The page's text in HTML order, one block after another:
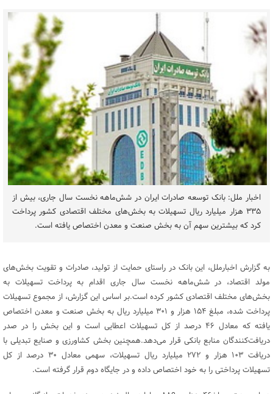
اخبار ملل: بانک توسعه صادرات ایران در شش‌ماهه نخست سال جاری، بیش از
۳۳۵ هزار میلیارد ریال تسهیلات به بخش‌های مختلف اقتصادی کشور پرداخت
کرد که بیشترین سهم آن به بخش صنعت و معدن اختصاص یافته است.
به گزارش اخبارملل، این بانک در راستای حمایت از تولید، صادرات و تقویت بخش‌های
مولد اقتصاد، در شش‌ماهه نخست سال جاری اقدام به پرداخت تسهیلات به
بخش‌های مختلف اقتصادی کشور کرده است.بر اساس این گزارش، از مجموع تسهیلات
پرداخت ‌شده، مبلغ ۱۵۴ هزار و ۳۰۱ میلیارد ریال به بخش صنعت و معدن اختصاص
یافته که معادل ۴۶ درصد از کل تسهیلات اعطایی است و این بخش را در صدر
دریافت‌کنندگان منابع بانکی قرار می‌دهد.همچنین بخش کشاورزی و صنایع تبدیلی با
دریافت ۱۰۳ هزار و ۲۷۲ میلیارد ریال تسهیلات، سهمی معادل ۳۰ درصد از کل
تسهیلات پرداختی را به خود اختصاص داده و در جایگاه دوم قرار گرفته است.